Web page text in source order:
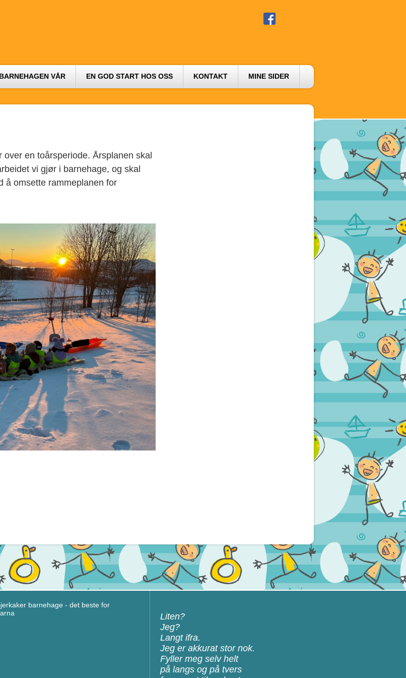
BARNEHAGEN VÅR EN GOD START HOS OSS KONTAKT MINE SIDER
en toårsperiode. Årsplanen skal
vi gjør i barnehage, og skal
å omsette rammeplanen for
barnehage - det beste for
Liten?
Jeg?
Langt ifra.
Jeg er akkurat stor nok.
Fyller meg selv helt
på langs og på tvers